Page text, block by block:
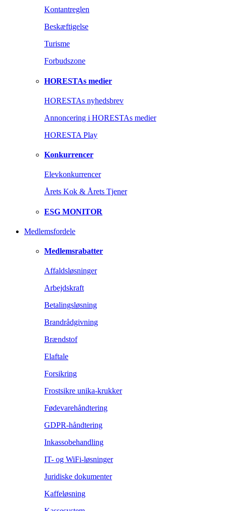
Kontantreglen
Beskæftigelse
Turisme
Forbudszone
HORESTAs medier
HORESTAs nyhedsbrev
Annoncering i HORESTAs medier
HORESTA Play
Konkurrencer
Elevkonkurrencer
Årets Kok & Årets Tjener
ESG MONITOR
Medlemsfordele
Medlemsrabatter
Affaldsløsninger
Arbejdskraft
Betalingsløsning
Brandrådgivning
Brændstof
Elaftale
Forsikring
Frostsikre unika-krukker
Fødevarehåndtering
GDPR-håndtering
Inkassobehandling
IT- og WiFi-løsninger
Juridiske dokumenter
Kaffeløsning